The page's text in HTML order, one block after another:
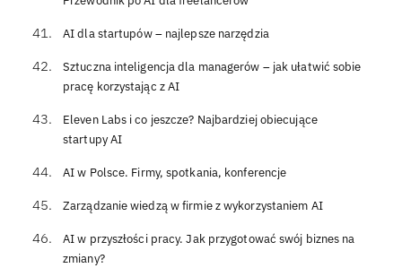
AI dla startupów – najlepsze narzędzia
Sztuczna inteligencja dla managerów – jak ułatwić sobie
pracę korzystając z AI
Eleven Labs i co jeszcze? Najbardziej obiecujące
startupy AI
AI w Polsce. Firmy, spotkania, konferencje
Zarządzanie wiedzą w firmie z wykorzystaniem AI
AI w przyszłości pracy. Jak przygotować swój biznes na
zmiany?